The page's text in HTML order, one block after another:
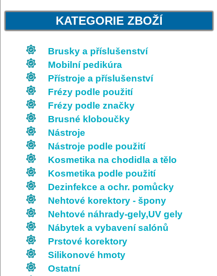
KATEGORIE ZBOŽÍ
Brusky a příslušenství
Mobilní pedikúra
Přístroje a příslušenství
Frézy podle použití
Frézy podle značky
Brusné kloboučky
Nástroje
Nástroje podle použití
Kosmetika na chodidla a tělo
Kosmetika podle použití
Dezinfekce a ochr. pomůcky
Nehtové korektory - špony
Nehtové náhrady-gely,UV gely
Nábytek a vybavení salónů
Prstové korektory
Silikonové hmoty
Ostatní